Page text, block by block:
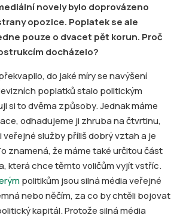
novely bylo doprovázeno
opozice. Poplatek se ale
pouze o dvacet pět korun. Proč
docházelo?
do jaké míry se navýšení
poplatků stalo politickým
si to dvěma způsoby. Jednak máme
odhadujeme ji zhruba na čtvrtinu,
veřejné služby příliš dobrý vztah a je
znamená, že máme také určitou část
která chce těmto voličům vyjít vstříc.
politikům jsou silná média veřejné
nebo něčím, za co by chtěli bojovat
kapitál. Protože silná média